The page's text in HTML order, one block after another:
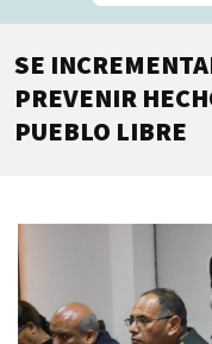
SE
PREVENIR
PUEBLO LIBRE